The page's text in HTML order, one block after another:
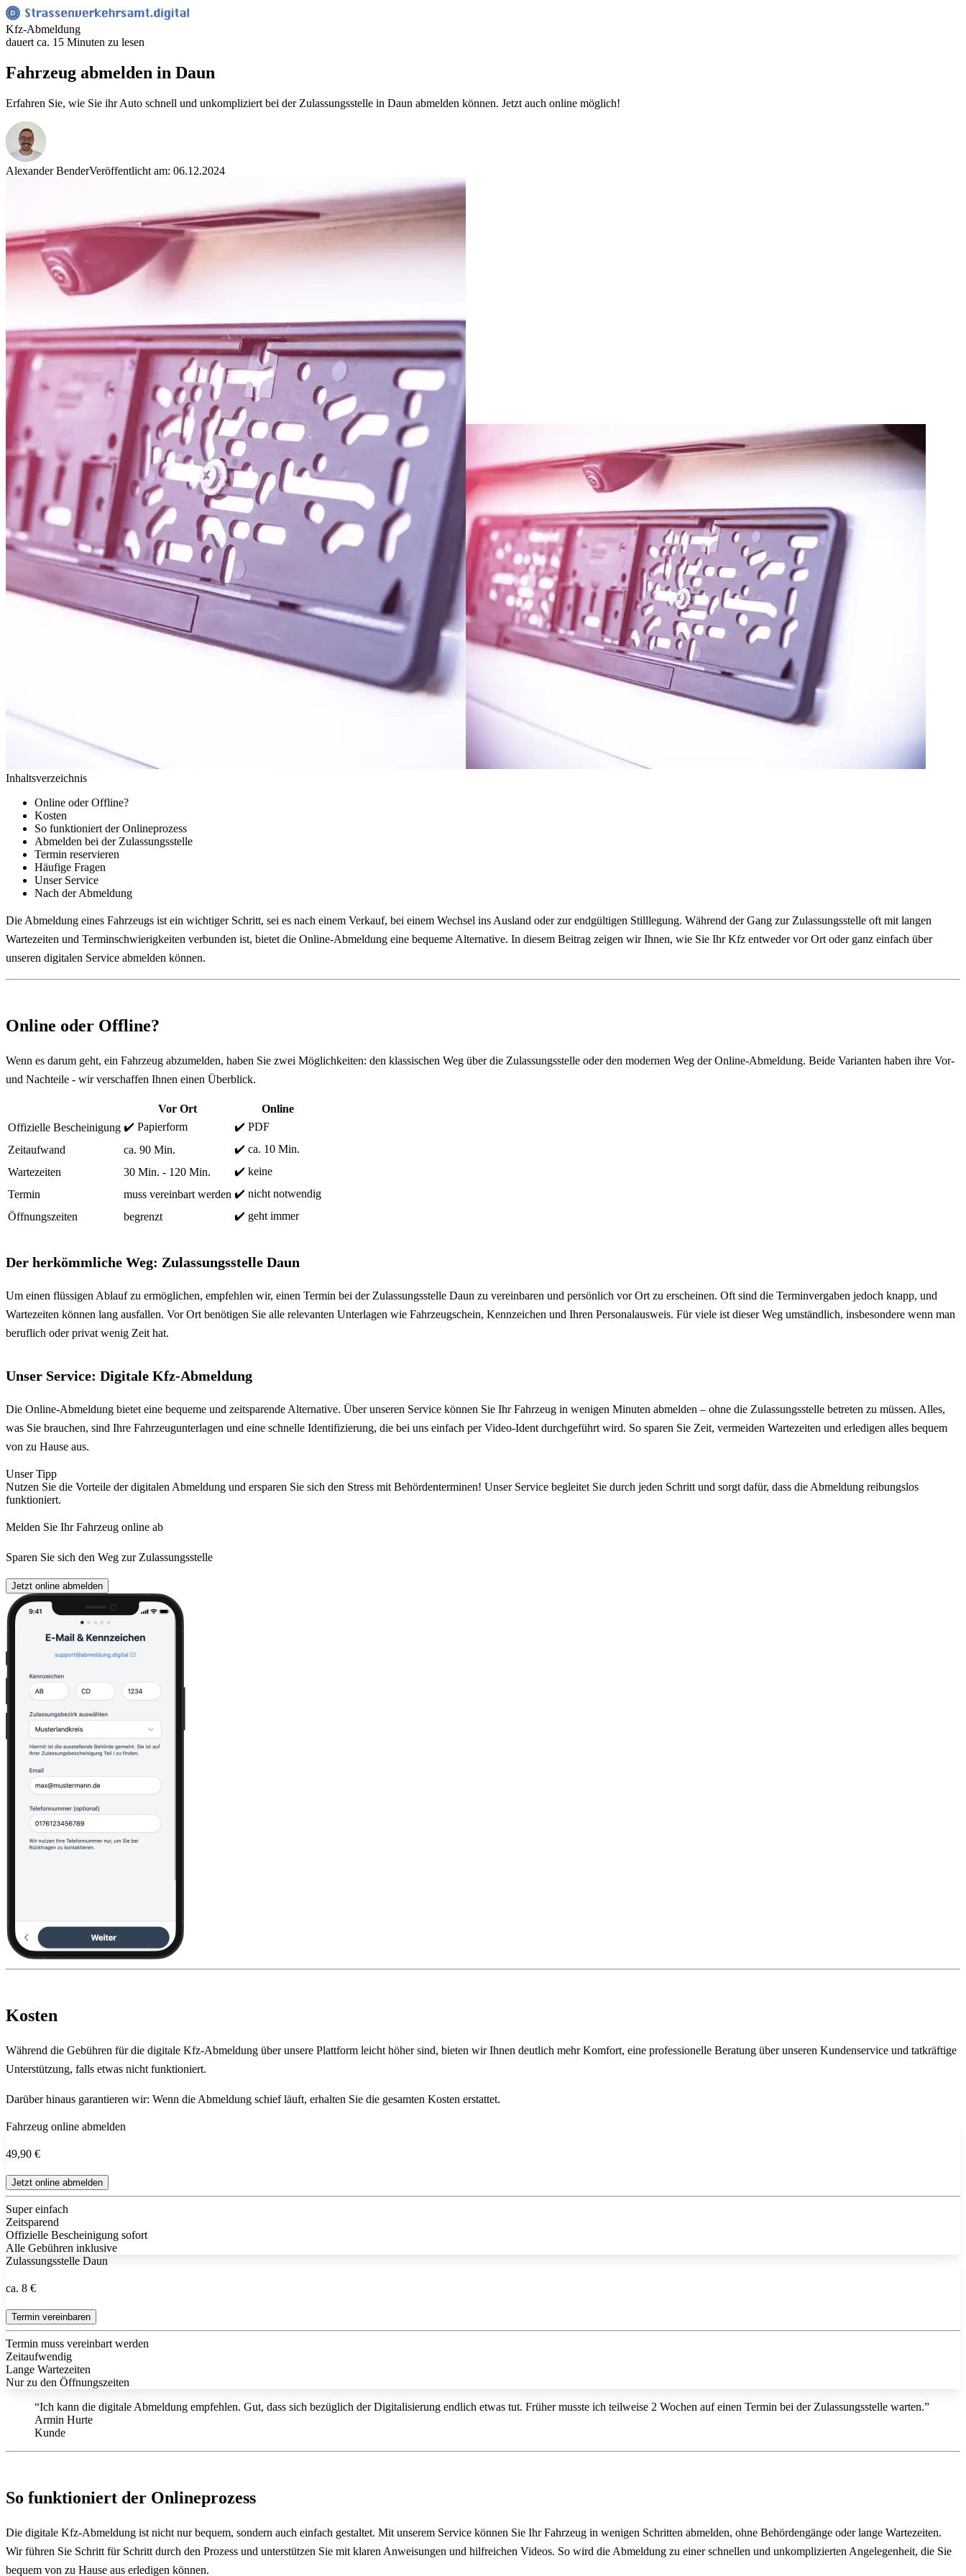
Kfz-Abmeldung
dauert ca. 15 Minuten zu lesen
Fahrzeug abmelden in Daun
Erfahren Sie, wie Sie ihr Auto schnell und unkompliziert bei der Zulassungsstelle in Daun abmelden können. Jetzt auch online möglich!
Alexander BenderVeröffentlicht am: 06.12.2024
Inhaltsverzeichnis
Online oder Offline?
Kosten
So funktioniert der Onlineprozess
Abmelden bei der Zulassungsstelle
Termin reservieren
Häufige Fragen
Unser Service
Nach der Abmeldung
Die Abmeldung eines Fahrzeugs ist ein wichtiger Schritt, sei es nach einem Verkauf, bei einem Wechsel ins Ausland oder zur endgültigen Stilllegung. Während der Gang zur Zulassungsstelle oft mit langen
Wartezeiten und Terminschwierigkeiten verbunden ist, bietet die Online-Abmeldung eine bequeme Alternative. In diesem Beitrag zeigen wir Ihnen, wie Sie Ihr Kfz entweder vor Ort oder ganz einfach über
unseren digitalen Service abmelden können.
Online oder Offline?
Wenn es darum geht, ein Fahrzeug abzumelden, haben Sie zwei Möglichkeiten: den klassischen Weg über die Zulassungsstelle oder den modernen Weg der Online-Abmeldung. Beide Varianten haben ihre Vor-
und Nachteile - wir verschaffen Ihnen einen Überblick.
Vor Ort
Online
Offizielle Bescheinigung ✔️ Papierform
✔️ PDF
Zeitaufwand
ca. 90 Min.
✔️ ca. 10 Min.
Wartezeiten
30 Min. - 120 Min.
✔️ keine
Termin
muss vereinbart werden ✔️ nicht notwendig
Öffnungszeiten
begrenzt ✔️ geht immer
Der herkömmliche Weg: Zulassungsstelle Daun
Um einen flüssigen Ablauf zu ermöglichen, empfehlen wir, einen Termin bei der Zulassungsstelle Daun zu vereinbaren und persönlich vor Ort zu erscheinen. Oft sind die Terminvergaben jedoch knapp, und
Wartezeiten können lang ausfallen. Vor Ort benötigen Sie alle relevanten Unterlagen wie Fahrzeugschein, Kennzeichen und Ihren Personalausweis. Für viele ist dieser Weg umständlich, insbesondere wenn man
beruflich oder privat wenig Zeit hat.
Unser Service: Digitale Kfz-Abmeldung
Die Online-Abmeldung bietet eine bequeme und zeitsparende Alternative. Über unseren Service können Sie Ihr Fahrzeug in wenigen Minuten abmelden – ohne die Zulassungsstelle betreten zu müssen. Alles,
was Sie brauchen, sind Ihre Fahrzeugunterlagen und eine schnelle Identifizierung, die bei uns einfach per Video-Ident durchgeführt wird. So sparen Sie Zeit, vermeiden Wartezeiten und erledigen alles bequem
von zu Hause aus.
Unser Tipp
Nutzen Sie die Vorteile der digitalen Abmeldung und ersparen Sie sich den Stress mit Behördenterminen! Unser Service begleitet Sie durch jeden Schritt und sorgt dafür, dass die Abmeldung reibungslos
funktioniert.
Melden Sie Ihr Fahrzeug online ab
Sparen Sie sich den Weg zur Zulassungsstelle
Jetzt online abmelden
Kosten
Während die Gebühren für die digitale Kfz-Abmeldung über unsere Plattform leicht höher sind, bieten wir Ihnen deutlich mehr Komfort, eine professionelle Beratung über unseren Kundenservice und tatkräftige
Unterstützung, falls etwas nicht funktioniert.
Darüber hinaus garantieren wir: Wenn die Abmeldung schief läuft, erhalten Sie die gesamten Kosten erstattet.
Fahrzeug online abmelden
49,90 €
Jetzt online abmelden
Super einfach
Zeitsparend
Offizielle Bescheinigung sofort
Alle Gebühren inklusive
Zulassungsstelle Daun
ca. 8 €
Termin vereinbaren
Termin muss vereinbart werden
Zeitaufwendig
Lange Wartezeiten
Nur zu den Öffnungszeiten
“Ich kann die digitale Abmeldung empfehlen. Gut, dass sich bezüglich der Digitalisierung endlich etwas tut. Früher musste ich teilweise 2 Wochen auf einen Termin bei der Zulassungsstelle warten.”
Armin Hurte
Kunde
So funktioniert der Onlineprozess
Die digitale Kfz-Abmeldung ist nicht nur bequem, sondern auch einfach gestaltet. Mit unserem Service können Sie Ihr Fahrzeug in wenigen Schritten abmelden, ohne Behördengänge oder lange Wartezeiten.
Wir führen Sie Schritt für Schritt durch den Prozess und unterstützen Sie mit klaren Anweisungen und hilfreichen Videos. So wird die Abmeldung zu einer schnellen und unkomplizierten Angelegenheit, die Sie
bequem von zu Hause aus erledigen können.